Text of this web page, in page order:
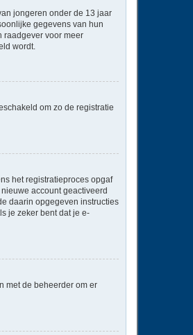
jongeren onder de 13 jaar
gegevens van hun
raadgever voor meer
wordt.
om zo de registratie
het registratieproces opgaf
account geactiveerd
daarin opgegeven instructies
je zeker bent dat je e-
met de beheerder om er